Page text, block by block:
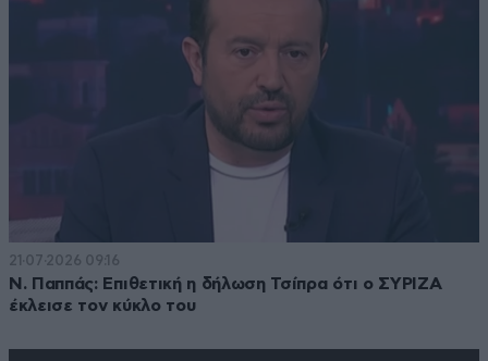
21·07·2026 09:16
N. Παππάς: Επιθετική η δήλωση Τσίπρα ότι ο ΣΥΡΙΖΑ
έκλεισε τον κύκλο του